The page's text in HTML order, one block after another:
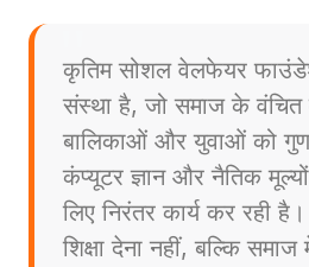
कृतिम सोशल वेलफेयर
संस्था है, जो समाज के वंचित
बालिकाओं और युवाओं को
कंप्यूटर ज्ञान और नैतिक
लिए निरंतर कार्य कर रही
शिक्षा देना नहीं, बल्कि